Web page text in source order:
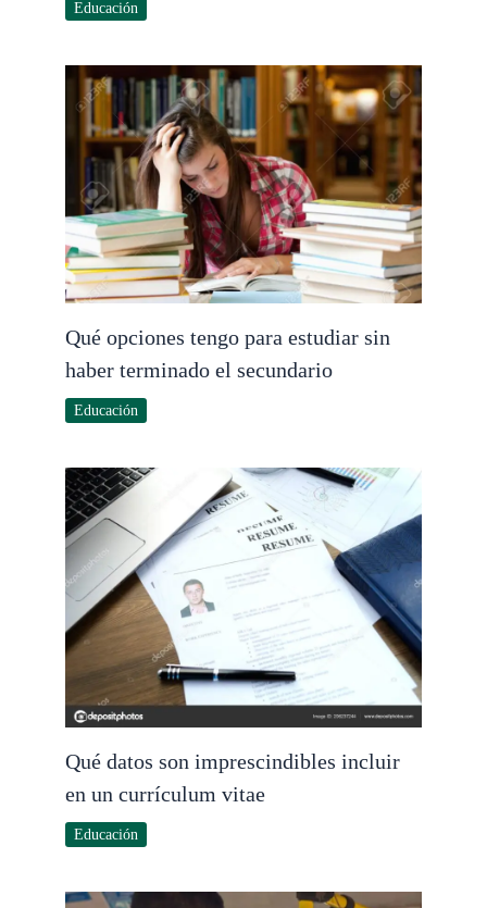
Educación
Qué opciones tengo para estudiar sin
haber terminado el secundario
Educación
Qué datos son imprescindibles incluir
en un currículum vitae
Educación